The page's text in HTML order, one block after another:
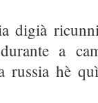
digià
a
russia hè